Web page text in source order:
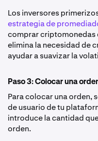
Los inversores
estrategia de
comprar criptomonedas
elimina la necesidad de
ayudar a suavizar la
Paso 3: Colocar una
Para colocar una orden,
de usuario de tu
introduce la cantidad
orden.